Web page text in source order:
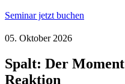
Seminar jetzt buchen
05. Oktober 2026
Spalt: Der
Reaktion